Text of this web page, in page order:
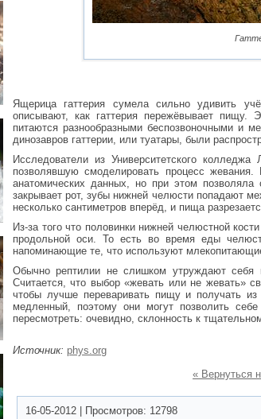
Ящерица гаттерия сумела сильно удивить
описывают, как гаттерия пережёвывает пищу.
питаются разнообразными беспозвоночными и
динозавров гаттерии, или туатары, были
Исследователи из Университетского
позволявшую смоделировать процесс
анатомических данных, но при этом позволяла
закрывает рот, зубы нижней челюсти попадают
несколько сантиметров вперёд, и пища
Из-за того что половинки нижней челюстной
продольной оси. То есть во время еды
напоминающие те, что используют
Обычно рептилии не слишком утруждают себя
Считается, что выбор «жевать или не жевать»
чтобы лучше переваривать пищу и получать
медленный, поэтому они могут позволить
пересмотреть: очевидно, склонность к
Источник: phys.org
« Вернуться
16-05-2012 Просмотров: 12798